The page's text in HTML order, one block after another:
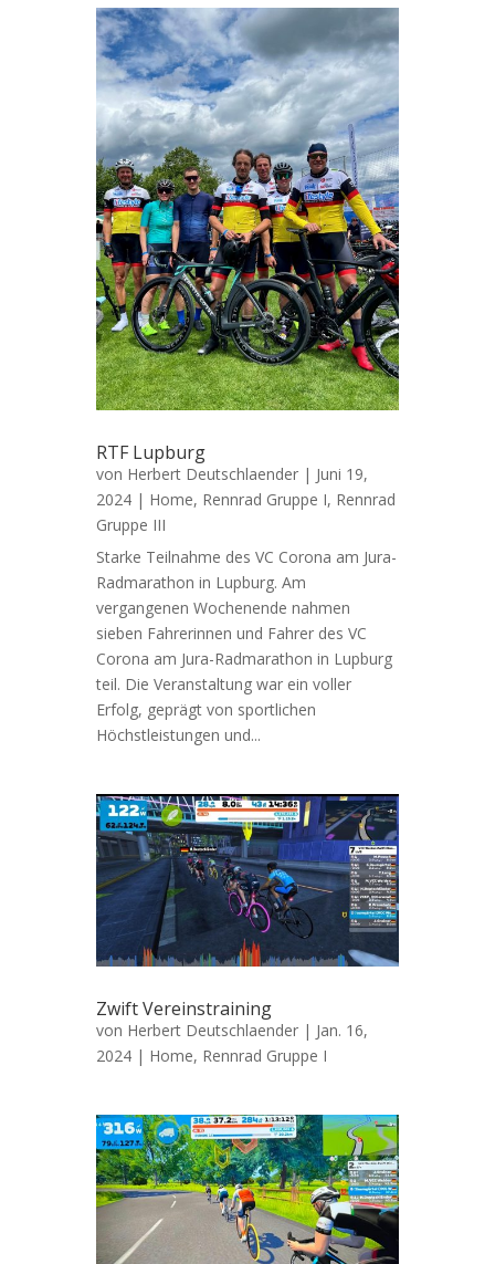
RTF Lupburg
von Herbert Deutschlaender | Juni 19,
2024 | Home, Rennrad Gruppe I, Rennrad
Gruppe III
Starke Teilnahme des VC Corona am Jura-
Radmarathon in Lupburg. Am
vergangenen Wochenende nahmen
sieben Fahrerinnen und Fahrer des VC
Corona am Jura-Radmarathon in Lupburg
teil. Die Veranstaltung war ein voller
Erfolg, geprägt von sportlichen
Höchstleistungen und...
Zwift Vereinstraining
von Herbert Deutschlaender | Jan. 16,
2024 | Home, Rennrad Gruppe I